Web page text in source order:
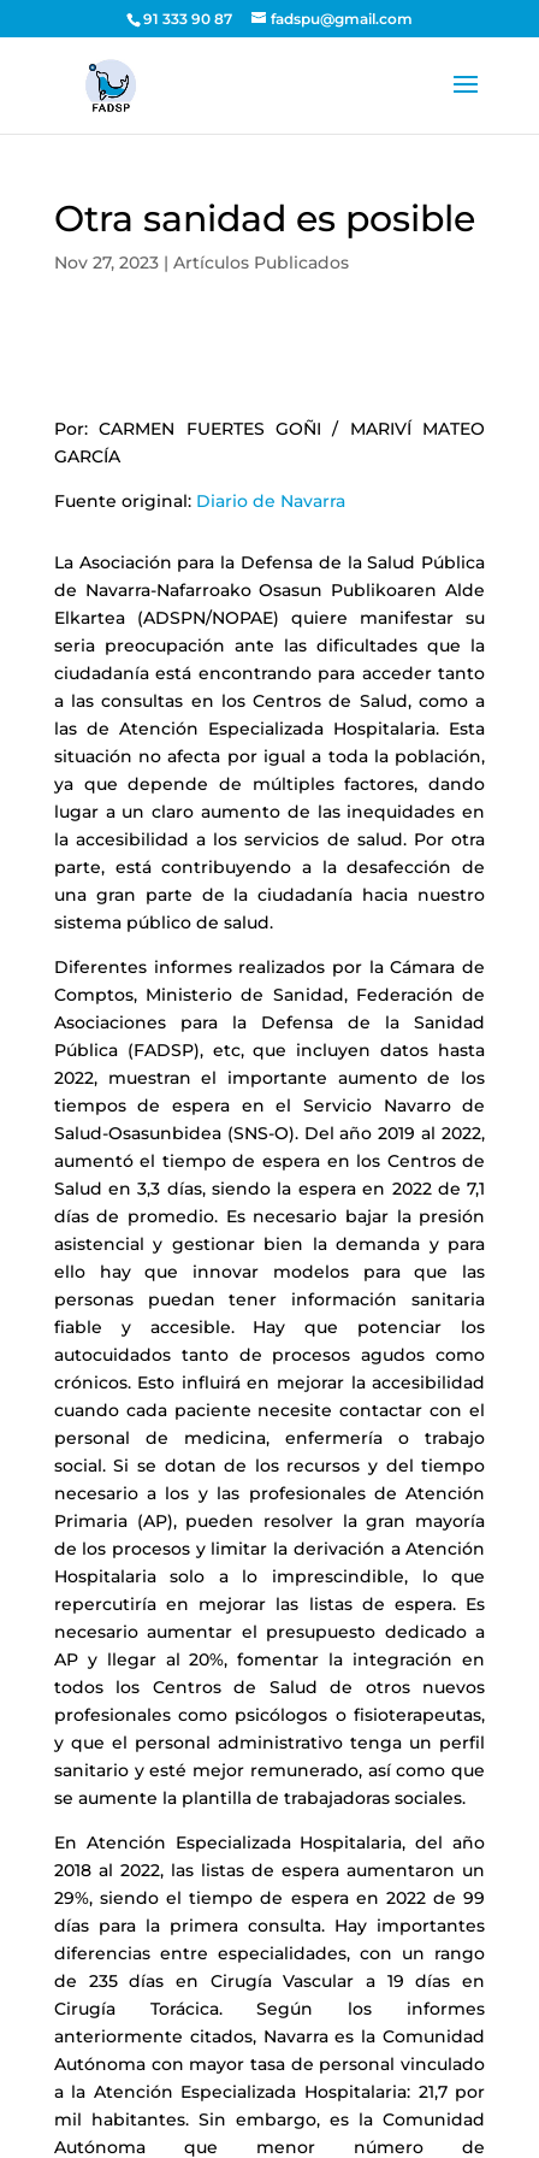
91 333 90 87 fadspu@gmail.com
Otra sanidad es posible
Nov 27, 2023| Artículos Publicados
Por: CARMEN FUERTES GOÑI / MARIVÍ MATEO
GARCÍA
Fuente original: Diario de Navarra
La Asociación para la Defensa de la Salud Pública
de Navarra-Nafarroako Osasun Publikoaren Alde
Elkartea (ADSPN/NOPAE) quiere manifestar su
seria preocupación ante las dificultades que la
ciudadanía está encontrando para acceder tanto
a las consultas en los Centros de Salud, como a
las de Atención Especializada Hospitalaria. Esta
situación no afecta por igual a toda la población,
ya que depende de múltiples factores, dando
lugar a un claro aumento de las inequidades en
la accesibilidad a los servicios de salud. Por otra
parte, está contribuyendo a la desafección de
una gran parte de la ciudadanía hacia nuestro
sistema público de salud.
Diferentes informes realizados por la Cámara de
Comptos, Ministerio de Sanidad, Federación de
Asociaciones para la Defensa de la Sanidad
Pública (FADSP), etc, que incluyen datos hasta
2022, muestran el importante aumento de los
tiempos de espera en el Servicio Navarro de
Salud-Osasunbidea (SNS-O). Del año 2019 al 2022,
aumentó el tiempo de espera en los Centros de
Salud en 3,3 días, siendo la espera en 2022 de 7,1
días de promedio. Es necesario bajar la presión
asistencial y gestionar bien la demanda y para
ello hay que innovar modelos para que las
personas puedan tener información sanitaria
fiable y accesible. Hay que potenciar los
autocuidados tanto de procesos agudos como
crónicos. Esto influirá en mejorar la accesibilidad
cuando cada paciente necesite contactar con el
personal de medicina, enfermería o trabajo
social. Si se dotan de los recursos y del tiempo
necesario a los y las profesionales de Atención
Primaria (AP), pueden resolver la gran mayoría
de los procesos y limitar la derivación a Atención
Hospitalaria solo a lo imprescindible, lo que
repercutiría en mejorar las listas de espera. Es
necesario aumentar el presupuesto dedicado a
AP y llegar al 20%, fomentar la integración en
todos los Centros de Salud de otros nuevos
profesionales como psicólogos o fisioterapeutas,
y que el personal administrativo tenga un perfil
sanitario y esté mejor remunerado, así como que
se aumente la plantilla de trabajadoras sociales.
En Atención Especializada Hospitalaria, del año
2018 al 2022, las listas de espera aumentaron un
29%, siendo el tiempo de espera en 2022 de 99
días para la primera consulta. Hay importantes
diferencias entre especialidades, con un rango
de 235 días en Cirugía Vascular a 19 días en
Cirugía Torácica. Según los informes
anteriormente citados, Navarra es la Comunidad
Autónoma con mayor tasa de personal vinculado
a la Atención Especializada Hospitalaria: 21,7 por
mil habitantes. Sin embargo, es la Comunidad
Autónoma que menor número de